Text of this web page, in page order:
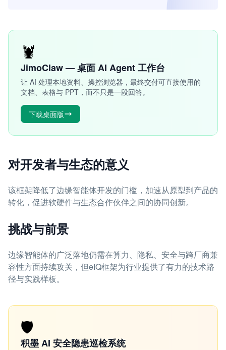
🦞
JimoClaw — 桌面 AI Agent 工作台
让 AI 处理本地资料、操控浏览器，最终交付可直接使用的
文档、表格与 PPT，而不只是一段回答。
下载桌面版
对开发者与生态的意义
该框架降低了边缘智能体开发的门槛，加速从原型到产品的
转化，促进软硬件与生态合作伙伴之间的协同创新。
挑战与前景
边缘智能体的广泛落地仍需在算力、隐私、安全与跨厂商兼
容性方面持续攻关，但eIQ框架为行业提供了有力的技术路
径与实践样板。
🛡️
积墨 AI 安全隐患巡检系统